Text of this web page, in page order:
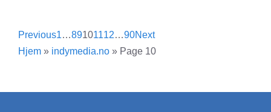
Previous1…89101112…90Next
Hjem » indymedia.no » Page 10